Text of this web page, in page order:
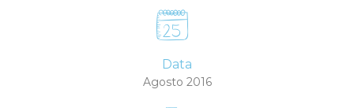
Data
Agosto 2016